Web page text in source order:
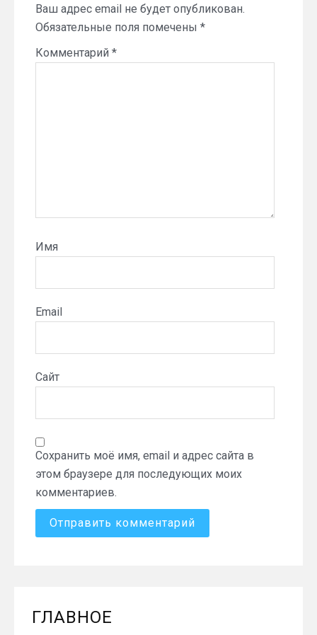
Ваш адрес email не будет опубликован.
Обязательные поля помечены *
Комментарий *
Имя
Email
Сайт
Сохранить моё имя, email и адрес сайта в
этом браузере для последующих моих
комментариев.
ГЛАВНОЕ